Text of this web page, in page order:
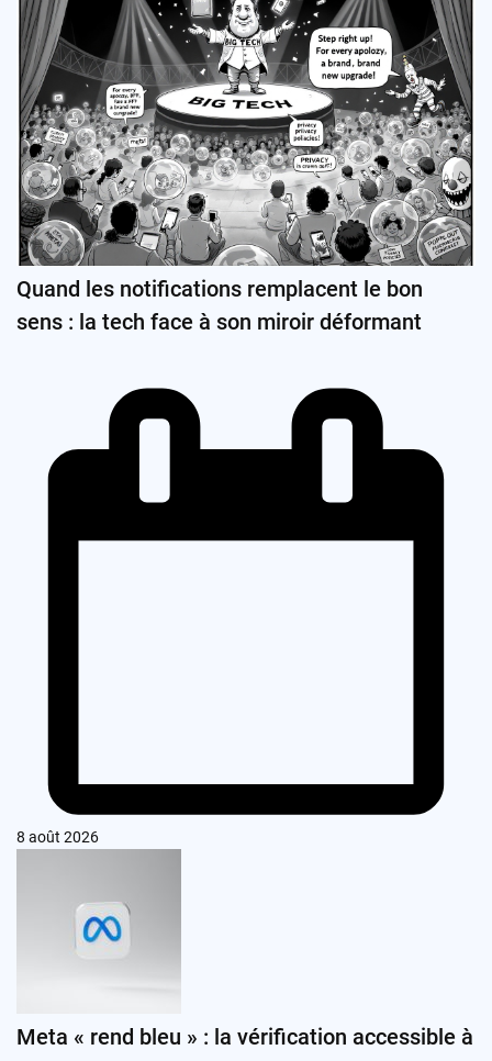
Quand les notifications remplacent le bon
sens : la tech face à son miroir déformant
8 août 2026
Meta « rend bleu » : la vérification accessible à